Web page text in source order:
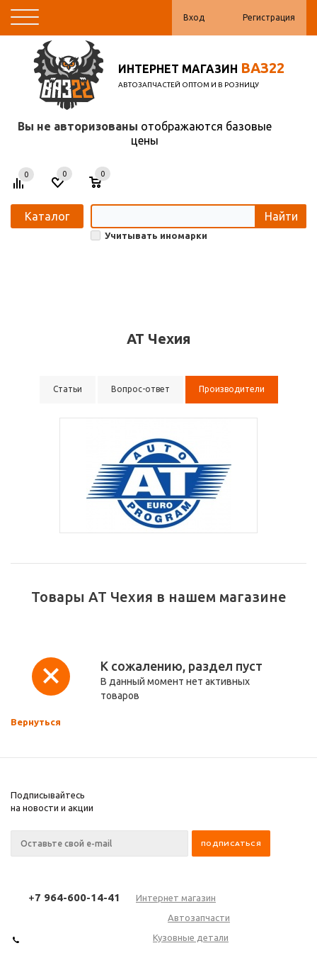
Вход Регистрация
ИНТЕРНЕТ МАГАЗИН ВАЗ22
АВТОЗАПЧАСТЕЙ ОПТОМ И В РОЗНИЦУ
Вы не авторизованы отображаются базовые
цены
Каталог Найти
Учитывать иномарки
0 0
0
АТ Чехия
Статьи Вопрос-ответ Производители
Товары АТ Чехия в нашем магазине
К сожалению, раздел пуст
В данный момент нет активных
товаров
Вернуться
Подписывайтесь
на новости и акции
+7 964-600-14-41
Интернет магазин
Автозапчасти
Кузовные детали